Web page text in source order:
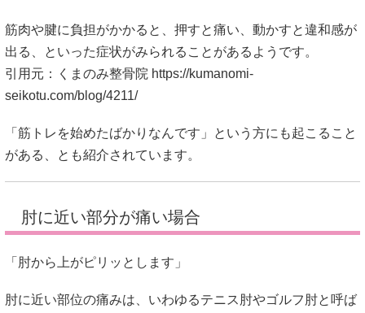
筋肉や腱に負担がかかると、押すと痛い、動かすと違和感が
出る、といった症状がみられることがあるようです。
引用元：くまのみ整骨院 https://kumanomi-
seikotu.com/blog/4211/
「筋トレを始めたばかりなんです」という方にも起こること
がある、とも紹介されています。
肘に近い部分が痛い場合
「肘から上がピリッとします」
肘に近い部位の痛みは、いわゆるテニス肘やゴルフ肘と呼ば